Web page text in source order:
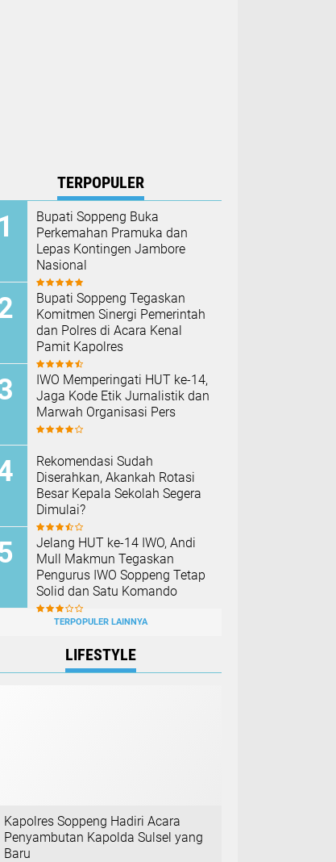
TERPOPULER
Bupati Soppeng Buka
Perkemahan Pramuka dan
Lepas Kontingen Jambore
Nasional
Bupati Soppeng Tegaskan
Komitmen Sinergi Pemerintah
dan Polres di Acara Kenal
Pamit Kapolres
IWO Memperingati HUT ke-14,
Jaga Kode Etik Jurnalistik dan
Marwah Organisasi Pers
Rekomendasi Sudah
Diserahkan, Akankah Rotasi
Besar Kepala Sekolah Segera
Dimulai?
Jelang HUT ke-14 IWO, Andi
Mull Makmun Tegaskan
Pengurus IWO Soppeng Tetap
Solid dan Satu Komando
TERPOPULER LAINNYA
LIFESTYLE
Kapolres Soppeng Hadiri Acara
Penyambutan Kapolda Sulsel yang
Baru